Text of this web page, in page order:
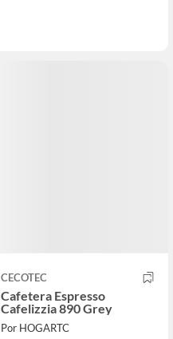
CECOTEC
Cafetera Espresso
Cafelizzia 890 Grey
Por HOGARTC